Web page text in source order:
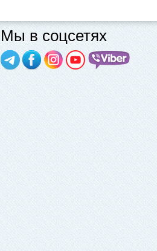
Мы в соцсетях